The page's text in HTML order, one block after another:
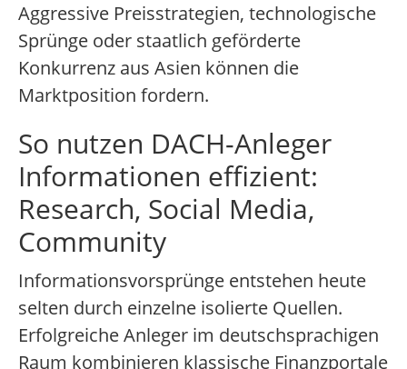
Aggressive Preisstrategien, technologische
Sprünge oder staatlich geförderte
Konkurrenz aus Asien können die
Marktposition fordern.
So nutzen DACH-Anleger
Informationen effizient:
Research, Social Media,
Community
Informationsvorsprünge entstehen heute
selten durch einzelne isolierte Quellen.
Erfolgreiche Anleger im deutschsprachigen
Raum kombinieren klassische Finanzportale